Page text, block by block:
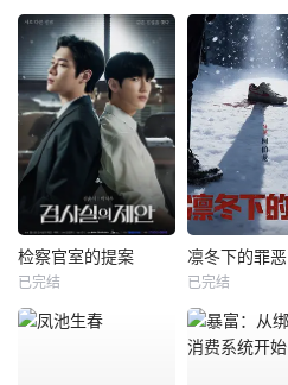
检察官室的提案
已完结
凛冬下的罪恶
已完结